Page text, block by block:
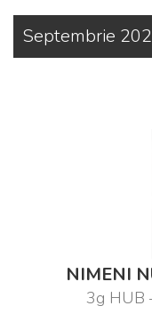
Septembrie
NIMENI
3g HUB